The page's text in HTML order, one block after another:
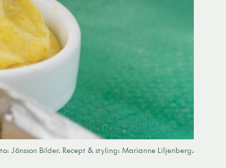
Jönsson Bilder. Recept & styling: Marianne Liljenberg.